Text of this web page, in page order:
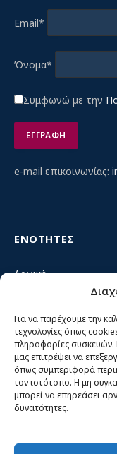
Για να παρέχουμε την
τεχνολογίες όπως
πληροφορίες συσκευών.
μας επιτρέψει να
όπως συμπεριφορά
τον ιστότοπο. Η μη
μπορεί να επηρεάσει
δυνατότητες.
Email*
Όνομα*
Συμφωνώ με την
e-mail επικοινωνίας:
ΕΝΟΤΗΤΕΣ
Αρχική
Κίνημα ΝΙΚΗ –
Θέσεις
Πρόσωπα
Όργανα και ομάδες
Βίντεο
Δελτία Τύπου